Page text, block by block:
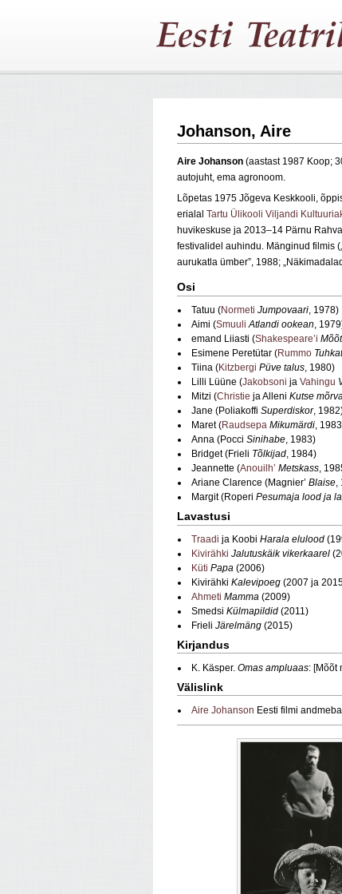
Johanson, Aire
Aire Johanson (aastast 1987 Koop;
autojuht, ema agronoom.
Lõpetas 1975 Jõgeva Keskkooli,
erialal Tartu Ülikooli Viljandi
huvikeskuse ja 2013–14 Pärnu
festivalidel auhindu. Mänginud filmis
aurukatla ümber”, 1988;
Osi
Tatuu (Normeti Jumpovaari, 1978)
Aimi (Smuuli Atlandi ookean,
emand Liiasti (Shakespeare’i
Esimene Peretütar (Rummo
Tiina (Kitzbergi Püve talus, 1980)
Lilli Lüüne (Jakobsoni ja Vahingu
Mitzi (Christie ja Alleni Kutse
Jane (Poliakoffi Superdiskor,
Maret (Raudsepa Mikumärdi,
Anna (Pocci Sinihabe, 1983)
Bridget (Frieli Tõlkijad, 1984)
Jeannette (Anouilh’ Metskass,
Ariane Clarence (Magnier’ Blaise,
Margit (Roperi Pesumaja lood ja
Lavastusi
Traadi ja Koobi Harala elulood
Kivirähki Jalutuskäik vikerkaarel
Küti Papa (2006)
Kivirähki Kalevipoeg (2007 ja
Ahmeti Mamma (2009)
Smedsi Külmapildid (2011)
Frieli Järelmäng (2015)
Kirjandus
K. Käsper. Omas ampluaas: [Mõõt
Välislink
Aire Johanson Eesti filmi